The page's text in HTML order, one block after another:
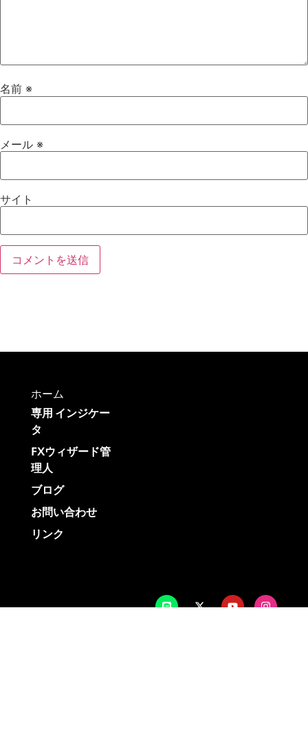
名前 ※
メール ※
サイト
ホーム
専用 インジケー
タ
FXウィザード管
理人
ブログ
お問い合わせ
リンク